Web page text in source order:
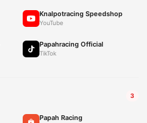
Knalpotracing Speedshop
YouTube
Papahracing Official
TikTok
3
Papah Racing